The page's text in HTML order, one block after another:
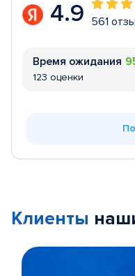
4.9 561
Время ожидания
123 оценки
Клиенты